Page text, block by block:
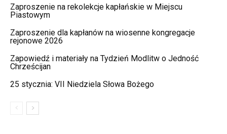
Zaproszenie na rekolekcje kapłańskie w Miejscu
Piastowym
Zaproszenie dla kapłanów na wiosenne kongregacje
rejonowe 2026
Zapowiedź i materiały na Tydzień Modlitw o Jedność
Chrześcijan
25 stycznia: VII Niedziela Słowa Bożego